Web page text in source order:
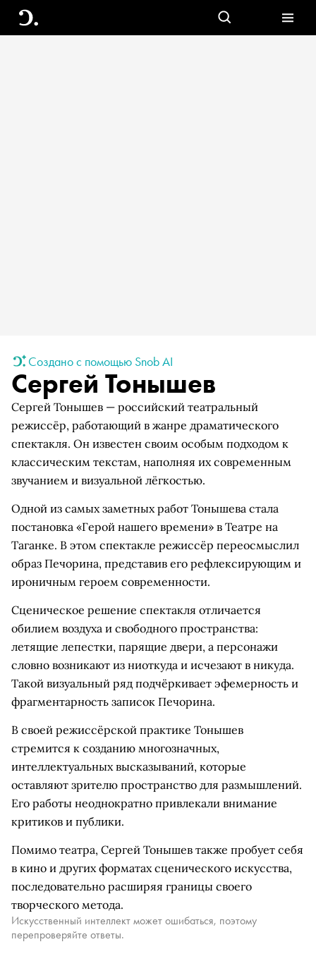
Создано с помощью Snob AI
Сергей Тонышев
Сергей Тонышев — российский театральный
режиссёр, работающий в жанре драматического
спектакля. Он известен своим особым подходом к
классическим текстам, наполняя их современным
звучанием и визуальной лёгкостью.
Одной из самых заметных работ Тонышева стала
постановка «Герой нашего времени» в Театре на
Таганке. В этом спектакле режиссёр переосмыслил
образ Печорина, представив его рефлексирующим и
ироничным героем современности.
Сценическое решение спектакля отличается
обилием воздуха и свободного пространства:
летящие лепестки, парящие двери, а персонажи
словно возникают из ниоткуда и исчезают в никуда.
Такой визуальный ряд подчёркивает эфемерность и
фрагментарность записок Печорина.
В своей режиссёрской практике Тонышев
стремится к созданию многозначных,
интеллектуальных высказываний, которые
оставляют зрителю пространство для размышлений.
Его работы неоднократно привлекали внимание
критиков и публики.
Помимо театра, Сергей Тонышев также пробует себя
в кино и других форматах сценического искусства,
последовательно расширяя границы своего
творческого метода.
Искусственный интеллект может ошибаться, поэтому
перепроверяйте ответы.